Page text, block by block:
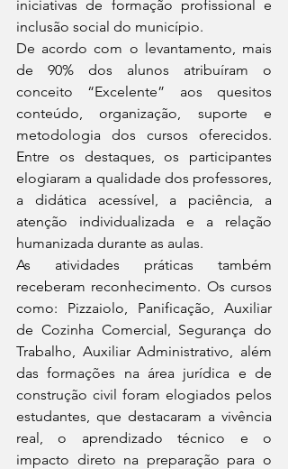
iniciativas de formação profissional e
inclusão social do município.
De acordo com o levantamento, mais
de 90% dos alunos atribuíram o
conceito “Excelente” aos quesitos
conteúdo, organização, suporte e
metodologia dos cursos oferecidos.
Entre os destaques, os participantes
elogiaram a qualidade dos professores,
a didática acessível, a paciência, a
atenção individualizada e a relação
humanizada durante as aulas.
As atividades práticas também
receberam reconhecimento. Os cursos
como: Pizzaiolo, Panificação, Auxiliar
de Cozinha Comercial, Segurança do
Trabalho, Auxiliar Administrativo, além
das formações na área jurídica e de
construção civil foram elogiados pelos
estudantes, que destacaram a vivência
real, o aprendizado técnico e o
impacto direto na preparação para o